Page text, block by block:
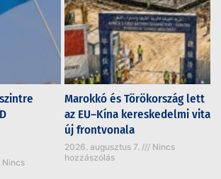
Nincs
Marokkó és Törökország lett
az EU–Kína kereskedelmi vita
új frontvonala
2026. augusztus 7.
Nincs
hozzászólás